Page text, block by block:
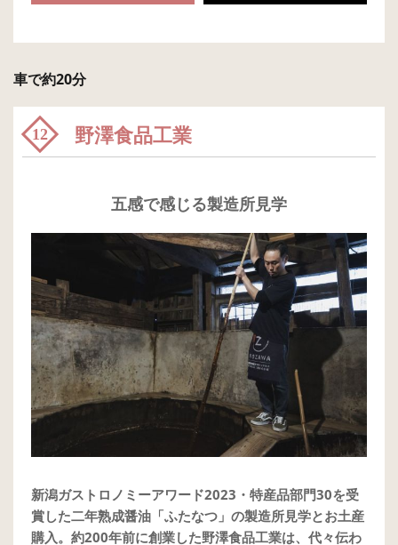
車で約20分
12 野澤食品工業
五感で感じる製造所見学
新潟ガストロノミーアワード2023・特産品部門30を受
賞した二年熟成醤油「ふたなつ」の製造所見学とお土産
購入。約200年前に創業した野澤食品工業は、代々伝わ